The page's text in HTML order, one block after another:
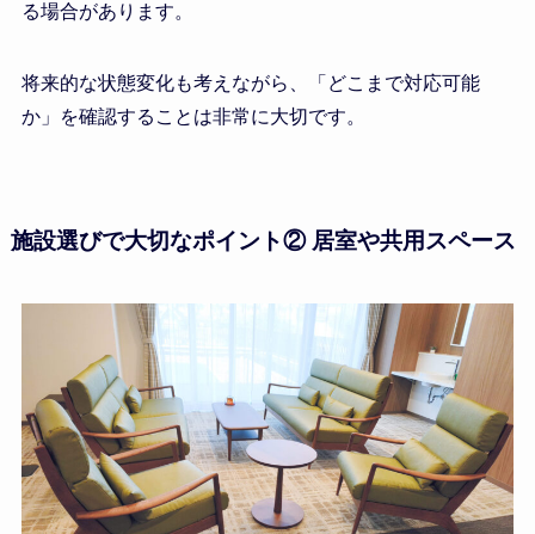
る場合があります。
将来的な状態変化も考えながら、「どこまで対応可能
か」を確認することは非常に大切です。
施設選びで大切なポイント② 居室や共用スペース